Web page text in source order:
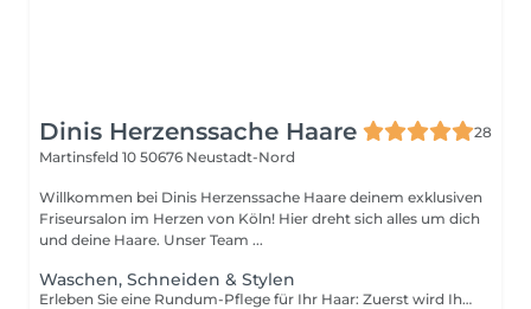
Dinis Herzenssache Haare
28
Martinsfeld 10 50676 Neustadt-Nord
Willkommen bei Dinis Herzenssache Haare deinem exklusiven
Friseursalon im Herzen von Köln! Hier dreht sich alles um dich
und deine Haare. Unser Team ...
Waschen, Schneiden & Stylen
Erleben Sie eine Rundum-Pflege für Ihr Haar: Zuerst wird Ihr Haar mit hochwertigen Pflegeprodukten gründlich gewaschen. Anschließend schneiden wir es präzise und typgerecht, um Ihre Wünsche perfekt umzusetzen. Zum Abschluss wird Ihr Look durch ein professionelles Föhnen und Styling vollendet, sodass Sie frisch und gepflegt den Salon verlassen. Vereinbaren Sie jetzt Ihren Termin und genießen Sie Ihr individuelles Haarerlebnis!